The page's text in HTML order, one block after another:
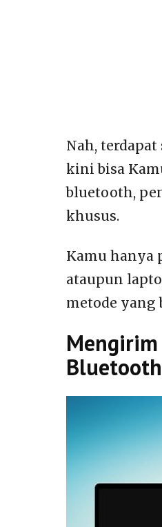
Nah,
kini bisa
bluetooth,
khusus.
Kamu hanya
ataupun
metode yang
Bluetooth